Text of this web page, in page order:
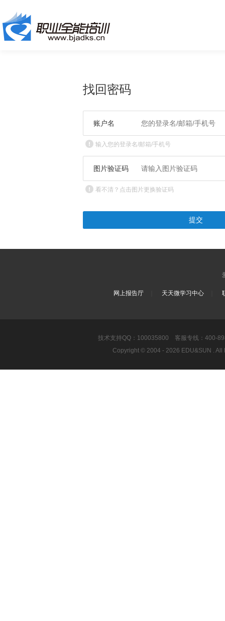
找回密码
账户名
输入您的登录名/邮箱/手机号
图片验证码
看不清？点击图片更换验证码
提交
网上报告厅 天天微学习中心
技术支持QQ：100035800 客服专线：400-
Copyright © 2004 - 2026 EDU&SUN .